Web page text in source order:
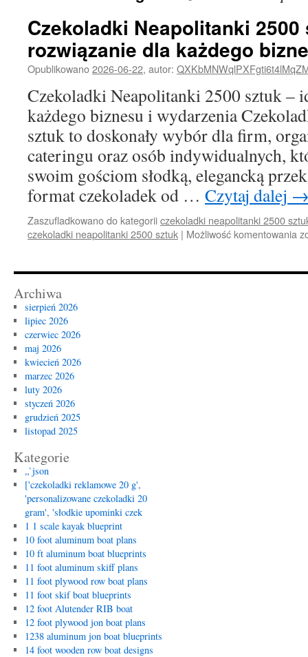
Czekoladki Neapolitanki
rozwiązanie dla każdego
Opublikowano2026-06-22, autor:
Czekoladki Neapolitanki 2500 sztuk –
każdego biznesu i wydarzenia
sztuk to doskonały wybór dla firm,
cateringu oraz osób indywidualnych,
swoim gościom słodką, elegancką
format czekoladek od … Czytaj dalej
Zaszufladkowano do kategoriiczekoladki neapolitanki 2500
czekoladki neapolitanki 2500 sztuk | Możliwość komentowania
Archiwa
sierpień 2026
lipiec 2026
czerwiec 2026
maj 2026
kwiecień 2026
marzec 2026
luty 2026
styczeń 2026
grudzień 2025
listopad 2025
Kategorie
„`json
['czekoladki reklamowe 20 g',
'personalizowane czekoladki 20
gram', 'słodkie upominki czek
1 1 scale kayak blueprint
10 foot aluminum boat plans
10 ft aluminum boat blueprints
11 foot aluminum skiff plans
11 foot plywood row boat plans
11 foot skif boat blueprints
12 foot Alutender RIB boat
12 foot plywood jon boat plans
1238 aluminum jon boat blueprints
14 foot wooden row boat designs